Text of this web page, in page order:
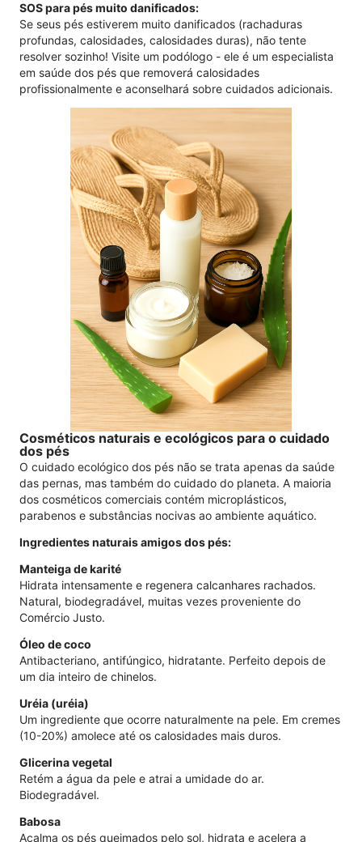
SOS para pés muito danificados:
Se seus pés estiverem muito danificados (rachaduras
profundas, calosidades, calosidades duras), não tente
resolver sozinho! Visite um podólogo - ele é um especialista
em saúde dos pés que removerá calosidades
profissionalmente e aconselhará sobre cuidados adicionais.
Cosméticos naturais e ecológicos para o cuidado
dos pés
O cuidado ecológico dos pés não se trata apenas da saúde
das pernas, mas também do cuidado do planeta. A maioria
dos cosméticos comerciais contém microplásticos,
parabenos e substâncias nocivas ao ambiente aquático.
Ingredientes naturais amigos dos pés:
Manteiga de karité
Hidrata intensamente e regenera calcanhares rachados.
Natural, biodegradável, muitas vezes proveniente do
Comércio Justo.
Óleo de coco
Antibacteriano, antifúngico, hidratante. Perfeito depois de
um dia inteiro de chinelos.
Uréia (uréia)
Um ingrediente que ocorre naturalmente na pele. Em cremes
(10-20%) amolece até os calosidades mais duros.
Glicerina vegetal
Retém a água da pele e atrai a umidade do ar.
Biodegradável.
Babosa
Acalma os pés queimados pelo sol, hidrata e acelera a